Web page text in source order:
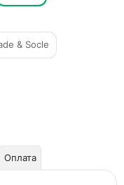
& Socle
Оплата